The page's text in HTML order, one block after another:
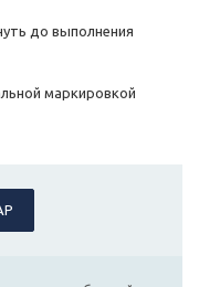
до выполнения
маркировкой